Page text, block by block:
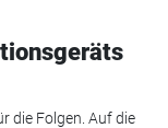
die Folgen. Auf die